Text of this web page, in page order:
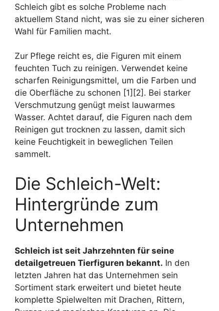
Schleich gibt es solche Probleme nach
aktuellem Stand nicht, was sie zu einer sicheren
Wahl für Familien macht.
Zur Pflege reicht es, die Figuren mit einem
feuchten Tuch zu reinigen. Verwendet keine
scharfen Reinigungsmittel, um die Farben und
die Oberfläche zu schonen [1][2]. Bei starker
Verschmutzung genügt meist lauwarmes
Wasser. Achtet darauf, die Figuren nach dem
Reinigen gut trocknen zu lassen, damit sich
keine Feuchtigkeit in beweglichen Teilen
sammelt.
Die Schleich-Welt:
Hintergründe zum
Unternehmen
Schleich ist seit Jahrzehnten für seine
detailgetreuen Tierfiguren bekannt. In den
letzten Jahren hat das Unternehmen sein
Sortiment stark erweitert und bietet heute
komplette Spielwelten mit Drachen, Rittern,